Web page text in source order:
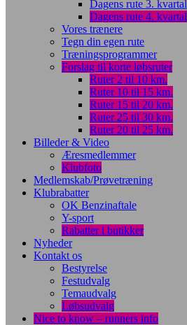
Dagens rute 3. kvartal
Dagens rute 4. kvartal
Vores trænere
Tegn din egen rute
Træningsprogrammer
Forslag til korte løbsruter
Ruter 2 til 10 km.
Ruter 10 til 15 km.
Ruter 15 til 20 km.
Ruter 25 til 30 km.
Ruter 20 til 25 km.
Billeder & Video
Æresmedlemmer
Klubfoto
Medlemskab/Prøvetræning
Klubrabatter
OK Benzinaftale
Y-sport
Rabatter i butikker
Nyheder
Kontakt os
Bestyrelse
Festudvalg
Temaudvalg
Løbsudvalg
Nice to know – runners info